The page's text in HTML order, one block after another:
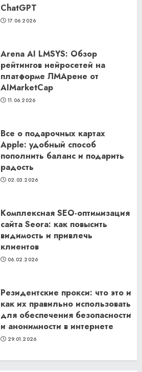
ChatGPT
17.06.2026
Arena AI LMSYS: Обзор
рейтингов нейросетей на
платформе ЛМАрене от
AIMarketCap
11.06.2026
Все о подарочных картах
Apple: удобный способ
пополнить баланс и подарить
радость
02.03.2026
Комплексная SEO-оптимизация
сайта Seora: как повысить
видимость и привлечь
клиентов
06.02.2026
Резидентские прокси: что это и
как их правильно использовать
для обеспечения безопасности
и анонимности в интернете
29.01.2026